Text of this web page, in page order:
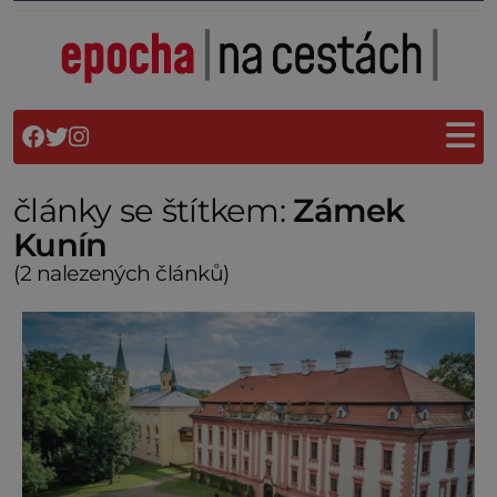
články se štítkem: Zámek
Kunín
(2 nalezených článků)